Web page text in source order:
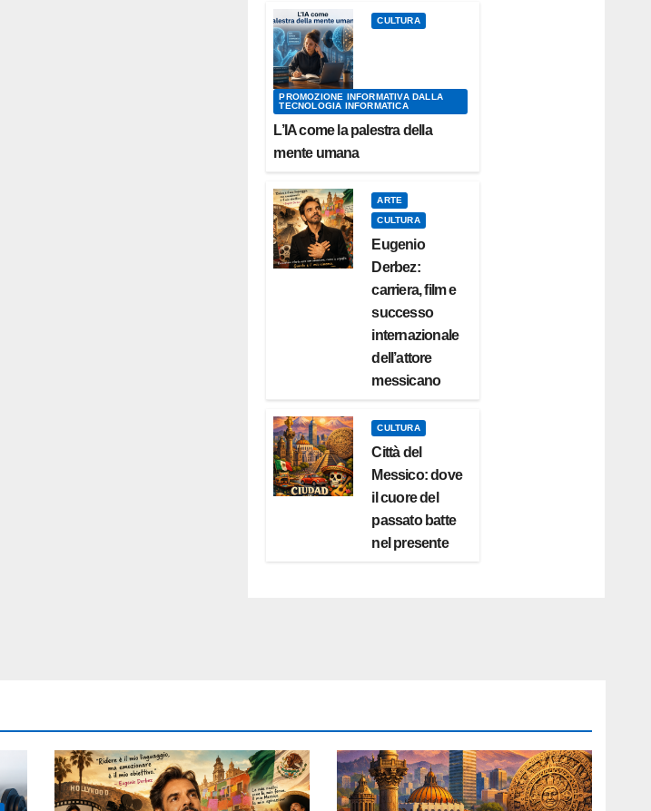
CULTURA
PROMOZIONE INFORMATIVA DALLA
TECNOLOGIA INFORMATICA
L’IA come la palestra della
mente umana
ARTE
CULTURA
Eugenio
Derbez:
carriera, film e
successo
internazionale
dell’attore
messicano
CULTURA
Città del
Messico: dove
il cuore del
passato batte
nel presente